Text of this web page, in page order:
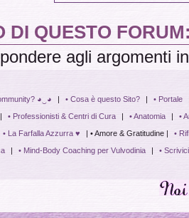
DI QUESTO
agli argomenti
◕‿◕
| • Cosa è questo Sito? | • Portale
| • Professionisti & Centri di Cura | • Anatomia |
•
• La Farfalla Azzurra ♥ | • Amore & Gratitudine |
•
| • Mind-Body Coaching per Vulvodinia |
• Scrivici